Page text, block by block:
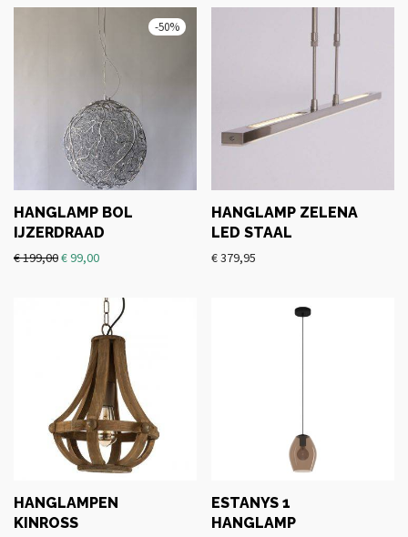
-50%
HANGLAMP BOL
IJZERDRAAD
€199,00€99,00
HANGLAMP ZELENA
LED STAAL
€379,95
HANGLAMPEN
KINROSS
ESTANYS 1
HANGLAMP